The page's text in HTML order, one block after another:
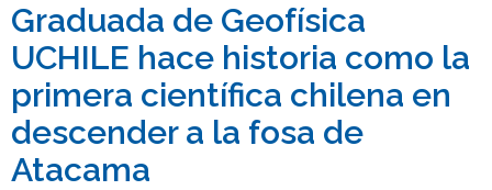
Académicas/os
Funcionarias/os
Egresadas/os
Graduada de Geofísica
UCHILE hace historia como la
primera científica chilena en
descender a la fosa de
Atacama